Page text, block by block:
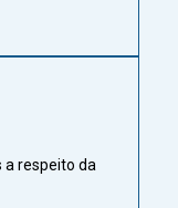
respeito da